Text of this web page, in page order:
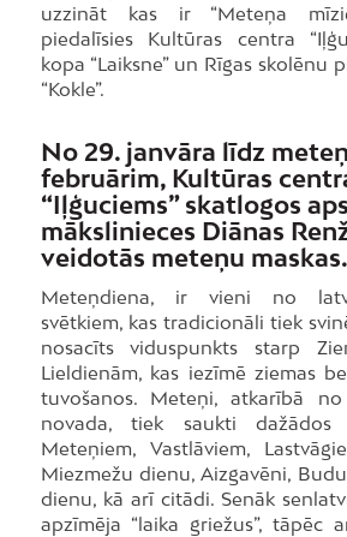
uzzināt kas ir “Meteņa
piedalīsies Kultūras centra
kopa “Laiksne” un Rīgas skolēnu
“Kokle”.
No 29. janvāra līdz
februārim, Kultūras
“Iļģuciems” skatlogos
mākslinieces Diānas
veidotās meteņu maskas.
Meteņdiena, ir vieni no
svētkiem, kas tradicionāli tiek
nosacīts viduspunkts starp
Lieldienām, kas iezīmē ziemas
tuvošanos. Meteņi, atkarībā no
novada, tiek saukti
Meteņiem, Vastlāviem,
Miezmežu dienu, Aizgavēni,
dienu, kā arī citādi. Senāk
apzīmēja “laika griežus”, tāpēc